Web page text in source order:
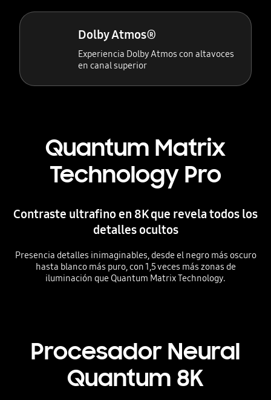
Dolby Atmos®
Experiencia Dolby Atmos con altavoces
en canal superior
Quantum Matrix
Technology Pro
Contraste ultrafino en 8K que revela todos los
detalles ocultos
Presencia detalles inimaginables, desde el negro más oscuro
hasta blanco más puro, con 1,5 veces más zonas de
iluminación que Quantum Matrix Technology.
Procesador Neural
Quantum 8K